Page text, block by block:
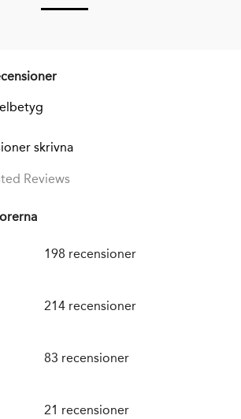
skrivna
Reviews
198 recensioner
214 recensioner
83 recensioner
21 recensioner